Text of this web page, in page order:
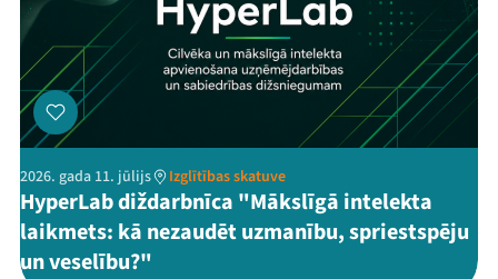
2026. gada 11. jūlijs Izglītības skatuve
HyperLab diždarbnīca "Mākslīgā intelekta
laikmets: kā nezaudēt uzmanību, spriestspēju
un veselību?"